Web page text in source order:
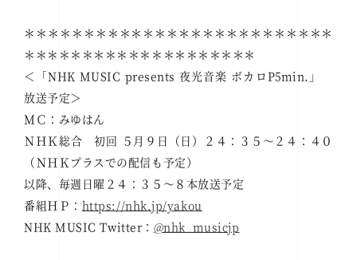
＊＊＊＊＊＊＊＊＊＊＊＊＊＊＊＊＊＊＊＊＊＊＊＊＊＊
＊＊＊＊＊＊＊＊＊＊＊＊＊＊＊＊＊＊＊＊
＜「NHK MUSIC presents 夜光音楽 ボカロP5min.」
放送予定＞
ＭＣ：みゆはん
ＮＨＫ総合 初回 ５月９日（日）２４：３５～２４：４０
（ＮＨＫプラスでの配信も予定）
以降、毎週日曜２４：３５～８本放送予定
番組ＨＰ： https://nhk.jp/yakou
NHK MUSIC Twitter： @nhk_musicjp